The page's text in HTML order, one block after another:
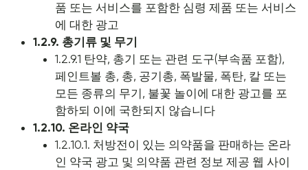
품 또는 서비스를 포함한 심령 제품 또는 서비스
에 대한 광고
1.2.9. 총기류 및 무기
1.2.9.1 탄약, 총기 또는 관련 도구(부속품 포함),
페인트볼 총, 총, 공기총, 폭발물, 폭탄, 칼 또는
모든 종류의 무기, 불꽃 놀이에 대한 광고를 포
함하되 이에 국한되지 않습니다
1.2.10. 온라인 약국
1.2.10.1. 처방전이 있는 의약품을 판매하는 온라
인 약국 광고 및 의약품 관련 정보 제공 웹 사이